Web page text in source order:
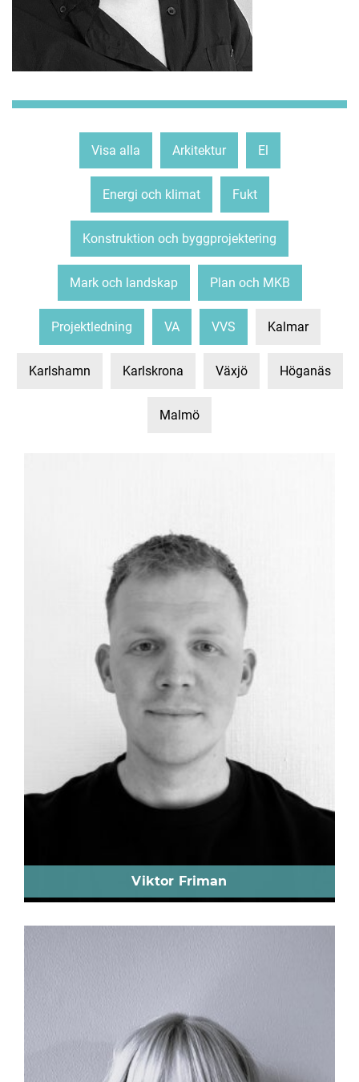
Visa alla Arkitektur El
Energi och klimat Fukt
Konstruktion och byggprojektering
Mark och landskap Plan och MKB
Projektledning VA VVS Kalmar
Karlshamn Karlskrona Växjö Höganäs
Malmö
Viktor Friman